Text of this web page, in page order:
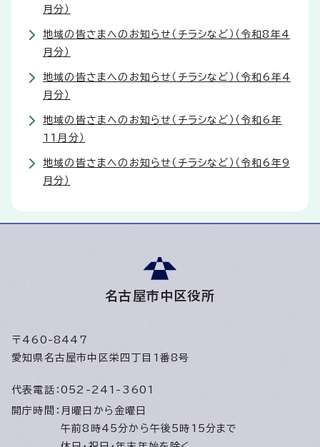
月分）
地域の皆さまへのお知らせ（チラシなど）（令和8年4
月分）
地域の皆さまへのお知らせ（チラシなど）（令和6年4
月分）
地域の皆さまへのお知らせ（チラシなど）（令和6年
11月分）
地域の皆さまへのお知らせ（チラシなど）（令和6年9
月分）
名古屋市中区役所
〒460-8447
愛知県名古屋市中区栄四丁目1番8号
代表電話： 052-241-3601
開庁時間： 月曜日から金曜日
午前8時45分から午後5時15分まで